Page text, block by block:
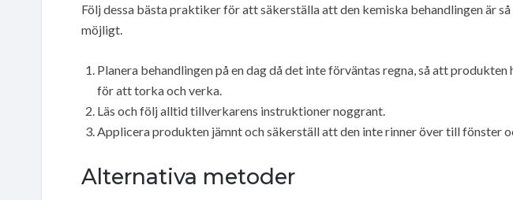
Följ dessa bästa praktiker för att säkerställa att den kemiska behandlingen är
möjligt.
Planera behandlingen på en dag då det inte förväntas regna, så att
för att torka och verka.
Läs och följ alltid tillverkarens instruktioner noggrant.
Applicera produkten jämnt och säkerställ att den inte rinner över till fönster
Alternativa metoder